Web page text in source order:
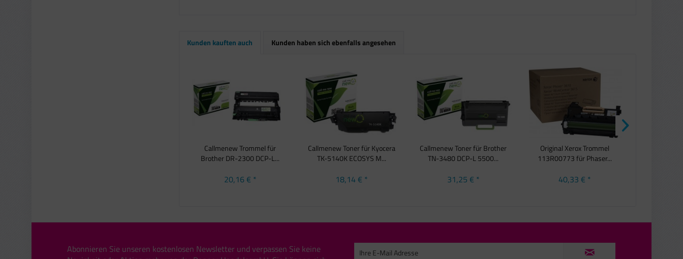
Kunden kauften auch Kunden haben sich ebenfalls angesehen
Callmenew Trommel für
Brother DR-2300 DCP-L...
20,16 € *
Callmenew Toner für Kyocera
TK-5140K ECOSYS M...
18,14 € *
Callmenew Toner für Brother
TN-3480 DCP-L 5500...
31,25 € *
Original Xerox Trommel
113R00773 für Phaser...
40,33 € *
Abonnieren Sie unseren kostenlosen Newsletter und verpassen Sie keine